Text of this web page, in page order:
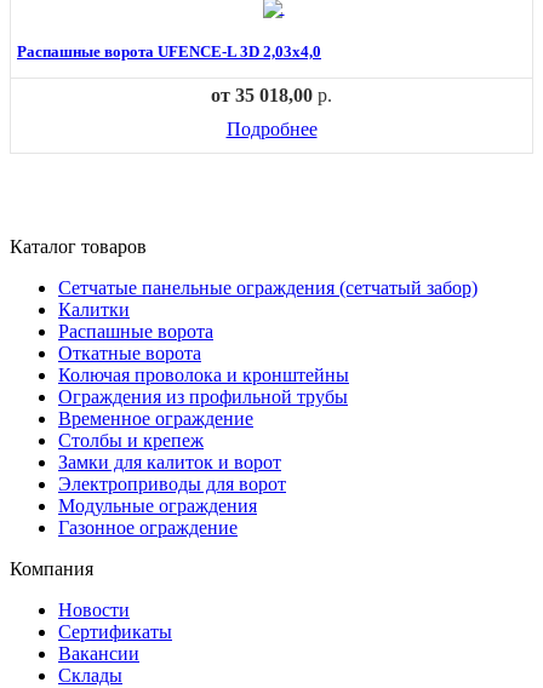
Распашные ворота UFENCE-L 3D 2,03х4,0
от 35 018,00 р.
Подробнее
Каталог товаров
Сетчатые панельные ограждения (сетчатый забор)
Калитки
Распашные ворота
Откатные ворота
Колючая проволока и кронштейны
Ограждения из профильной трубы
Временное ограждение
Столбы и крепеж
Замки для калиток и ворот
Электроприводы для ворот
Модульные ограждения
Газонное ограждение
Компания
Новости
Сертификаты
Вакансии
Склады